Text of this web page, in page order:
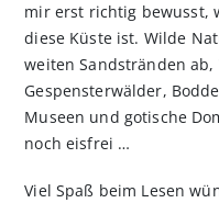
mir erst richtig bewusst,
diese Küste ist. Wilde
weiten Sandstränden ab,
Gespensterwälder,
Museen und gotische
noch eisfrei …
Viel Spaß beim Lesen